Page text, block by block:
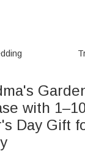
with
Day Gift